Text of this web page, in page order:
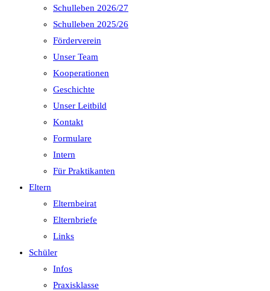
Schulleben 2026/27
Schulleben 2025/26
Förderverein
Unser Team
Kooperationen
Geschichte
Unser Leitbild
Kontakt
Formulare
Intern
Für Praktikanten
Eltern
Elternbeirat
Elternbriefe
Links
Schüler
Infos
Praxisklasse